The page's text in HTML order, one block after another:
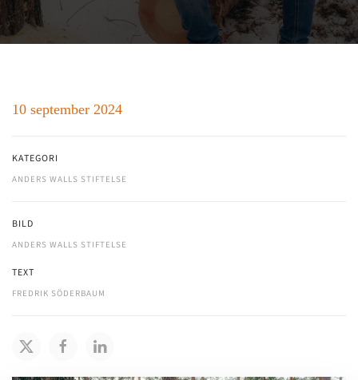
10 september 2024
KATEGORI
ANDERS WALLS STIFTELSE
BILD
ANDERS WALLS STIFTELSE
TEXT
FREDRIK SÖDERBAUM